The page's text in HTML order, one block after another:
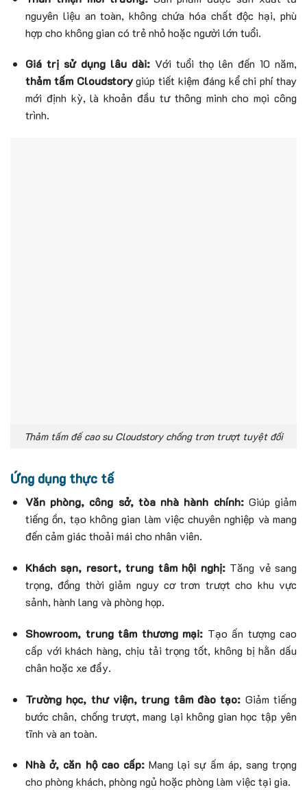
nguyên liệu an toàn, không chứa hóa chất độc hại, phù
hợp cho không gian có trẻ nhỏ hoặc người lớn tuổi.
Giá trị sử dụng lâu dài: Với tuổi thọ lên đến 10 năm,
thảm tấm Cloudstorygiúp tiết kiệm đáng kể chi phí thay
mới định kỳ, là khoản đầu tư thông minh cho mọi công
trình.
Thảm tấm đế cao su Cloudstory chống trơn trượt tuyệt đối
Ứng dụng thực tế
Văn phòng, công sở, tòa nhà hành chính: Giúp giảm
tiếng ồn, tạo không gian làm việc chuyên nghiệp và mang
đến cảm giác thoải mái cho nhân viên.
Khách sạn, resort, trung tâm hội nghị: Tăng vẻ sang
trọng, đồng thời giảm nguy cơ trơn trượt cho khu vực
sảnh, hành lang và phòng họp.
Showroom, trung tâm thương mại: Tạo ấn tượng cao
cấp với khách hàng, chịu tải trọng tốt, không bị hằn dấu
chân hoặc xe đẩy.
Trường học, thư viện, trung tâm đào tạo: Giảm tiếng
bước chân, chống trượt, mang lại không gian học tập yên
tĩnh và an toàn.
Nhà ở, căn hộ cao cấp: Mang lại sự ấm áp, sang trọng
cho phòng khách, phòng ngủ hoặc phòng làm việc tại gia.